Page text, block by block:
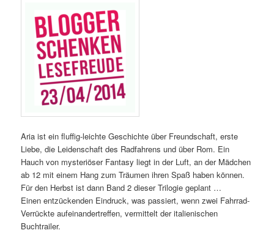
Aria ist ein fluffig-leichte Geschichte über Freundschaft, erste
Liebe, die Leidenschaft des Radfahrens und über Rom. Ein
Hauch von mysteriöser Fantasy liegt in der Luft, an der Mädchen
ab 12 mit einem Hang zum Träumen ihren Spaß haben können.
Für den Herbst ist dann Band 2 dieser Trilogie geplant …
Einen entzückenden Eindruck, was passiert, wenn zwei Fahrrad-
Verrückte aufeinandertreffen, vermittelt der italienischen
Buchtrailer.